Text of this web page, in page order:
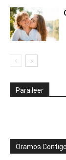
Para leer
Oramos Contigo